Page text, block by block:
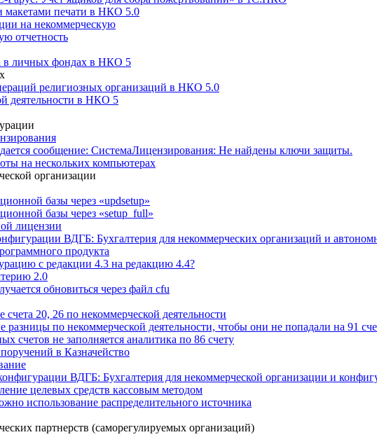
макетами печати в НКО 5.0
на некоммерческую
отчетность
в личных фондах в НКО 5
религиозных организаций в НКО 5.0
деятельности в НКО 5
сообщение: СистемаЛицензирования: Не найдены ключи защиты.
на нескольких компьютерах
организации
базы через «updsetup»
базы через «setup_full»
лицензии
ВДГБ: Бухгалтерия для некоммерческих организаций и
продукта
с редакции 4.3 на редакцию 4.4?
2.0
обновиться через файл cfu
счета 20, 26 по некоммерческой деятельности
разницы по некоммерческой деятельности, чтобы они не попадали на 91
счетов не заполняется аналитика по 86 счету
в Казначейство
ВДГБ: Бухгалтерия для некоммерческой организации и
целевых средств кассовым методом
использование распределительного источника
партнерств (саморегулируемых организаций)